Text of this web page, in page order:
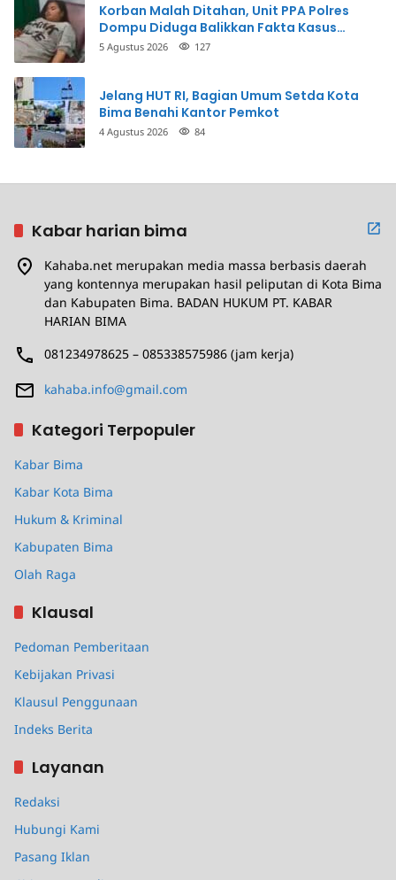
Korban Malah Ditahan, Unit PPA Polres
Dompu Diduga Balikkan Fakta Kasus
Penganiayaan
5 Agustus 2026 127
Jelang HUT RI, Bagian Umum Setda Kota
Bima Benahi Kantor Pemkot
4 Agustus 2026 84
Kabar harian bima
Kahaba.net merupakan media massa berbasis daerah
yang kontennya merupakan hasil peliputan di Kota Bima
dan Kabupaten Bima. BADAN HUKUM PT. KABAR
HARIAN BIMA
081234978625 – 085338575986 (jam kerja)
kahaba.info@gmail.com
Kategori Terpopuler
Kabar Bima
Kabar Kota Bima
Hukum & Kriminal
Kabupaten Bima
Olah Raga
Klausal
Pedoman Pemberitaan
Kebijakan Privasi
Klausul Penggunaan
Indeks Berita
Layanan
Redaksi
Hubungi Kami
Pasang Iklan